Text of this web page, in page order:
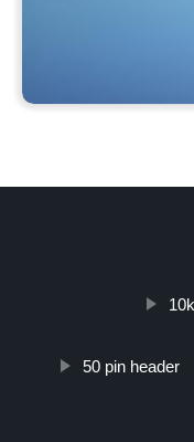
50 pin header